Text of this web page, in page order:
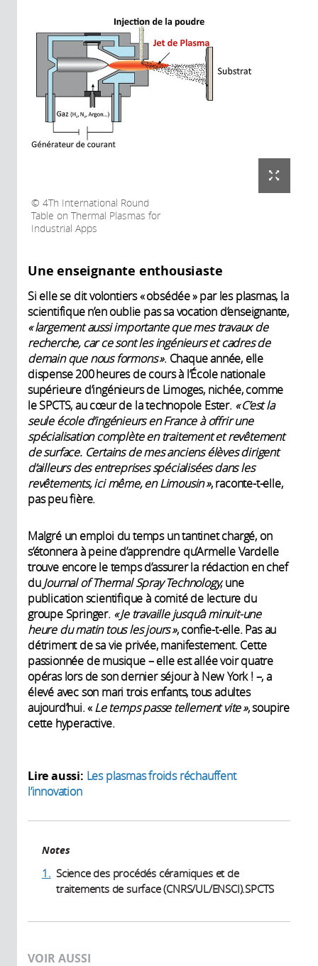
4Th International Round
Table on Thermal Plasmas for
Industrial Apps
Une enseignante enthousiaste
Si elle se dit volontiers « obsédée » par les plasmas, la
scientifique n’en oublie pas sa vocation d’enseignante,
« largement aussi importante que mes travaux de
recherche, car ce sont les ingénieurs et cadres de
demain que nous formons ». Chaque année, elle
dispense 200 heures de cours à l’École nationale
supérieure d’ingénieurs de Limoges, nichée, comme
le SPCTS, au cœur de la technopole Ester. « C’est la
seule école d’ingénieurs en France à offrir une
spécialisation complète en traitement et ­revêtement
de surface. Certains de mes anciens élèves dirigent
d’ailleurs des entreprises spécialisées dans les
revêtements, ici même, en Limousin », raconte-t-elle,
pas peu fière.
Malgré un emploi du temps un tantinet chargé, on
s’étonnera à peine d’apprendre qu’Armelle Vardelle
trouve encore le temps d’assurer la rédaction en chef
duJournal of Thermal Spray Technology, une
publication scientifique à comité de lecture du
groupe Springer. « Je travaille jusqu’à minuit-une
heure du matin tous les jours », confie-t-elle. Pas au
détriment de sa vie privée, manifestement. Cette
passionnée de musique – elle est allée voir quatre
opéras lors de son dernier séjour à New York ! –, a
élevé avec son mari trois enfants, tous adultes
aujourd’hui. «Le temps passe tellement vite », soupire
cette hyperactive.
Lire aussi: Les plasmas froids réchauffent
l’innovation
Notes
1. Science des procédés céramiques et de
traitements de surface (CNRS/UL/ENSCI).SPCTS
VOIR AUSSI